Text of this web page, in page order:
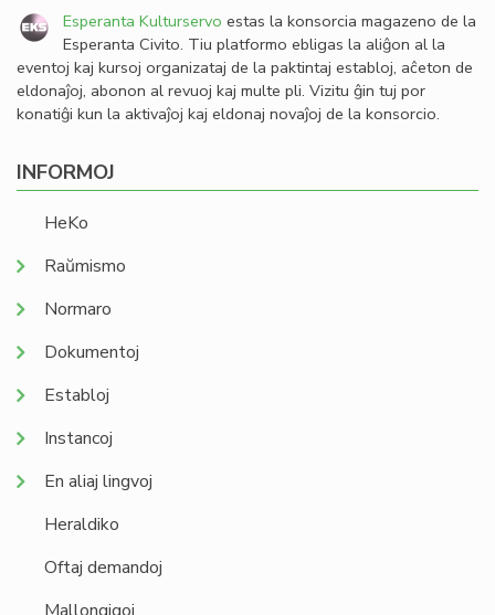
Esperanta Kulturservo estas la konsorcia magazeno de la
Esperanta Civito. Tiu platformo ebligas la aliĝon al la
eventoj kaj kursoj organizataj de la paktintaj establoj, aĉeton de
eldonaĵoj, abonon al revuoj kaj multe pli. Vizitu ĝin tuj por
konatiĝi kun la aktivaĵoj kaj eldonaj novaĵoj de la konsorcio.
INFORMOJ
HeKo
Raŭmismo
Normaro
Dokumentoj
Establoj
Instancoj
En aliaj lingvoj
Heraldiko
Oftaj demandoj